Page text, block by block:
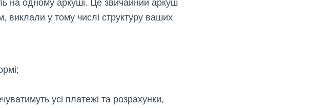
на одному аркуші. Це звичайний аркуш
у тому числі структуру ваших
усі платежі та розрахунки,